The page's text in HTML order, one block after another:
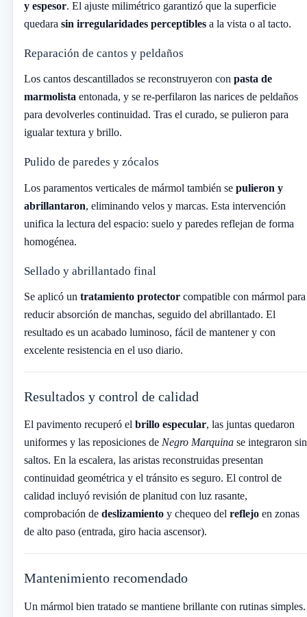
y espesor. El ajuste milimétrico garantizó que la superficie
quedara sin irregularidades perceptibles a la vista o al tacto.
Reparación de cantos y peldaños
Los cantos descantillados se reconstruyeron con pasta de
marmolista entonada, y se re-perfilaron las narices de peldaños
para devolverles continuidad. Tras el curado, se pulieron para
igualar textura y brillo.
Pulido de paredes y zócalos
Los paramentos verticales de mármol también se pulieron y
abrillantaron, eliminando velos y marcas. Esta intervención
unifica la lectura del espacio: suelo y paredes reflejan de forma
homogénea.
Sellado y abrillantado final
Se aplicó un tratamiento protector compatible con mármol para
reducir absorción de manchas, seguido del abrillantado. El
resultado es un acabado luminoso, fácil de mantener y con
excelente resistencia en el uso diario.
Resultados y control de calidad
El pavimento recuperó el brillo especular, las juntas quedaron
uniformes y las reposiciones de Negro Marquina se integraron sin
saltos. En la escalera, las aristas reconstruidas presentan
continuidad geométrica y el tránsito es seguro. El control de
calidad incluyó revisión de planitud con luz rasante,
comprobación de deslizamiento y chequeo del reflejo en zonas
de alto paso (entrada, giro hacia ascensor).
Mantenimiento recomendado
Un mármol bien tratado se mantiene brillante con rutinas simples.